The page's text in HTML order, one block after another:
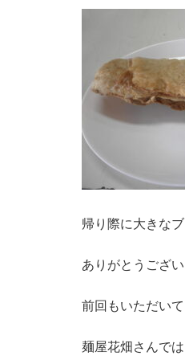
帰り際に大きな
ありがとうござい
前回もいただい
麺屋花畑さんで